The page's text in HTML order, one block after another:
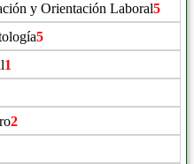
y Orientación Laboral5
5
1
2